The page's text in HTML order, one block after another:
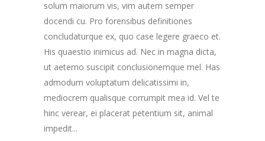
solum maiorum vis, vim autem semper
docendi cu. Pro forensibus definitiones
concludaturque ex, quo case legere graeco et.
His quaestio inimicus ad. Nec in magna dicta,
ut aeterno suscipit conclusionemque mel. Has
admodum voluptatum delicatissimi in,
mediocrem qualisque corrumpit mea id. Vel te
hinc verear, ei placerat petentium sit, animal
impedit...